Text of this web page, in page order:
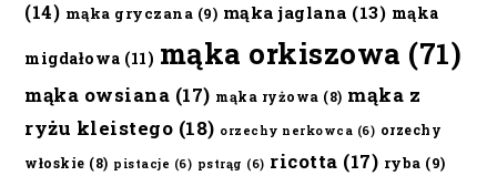
(14) mąka gryczana (9) mąka jaglana (13) mąka
migdałowa (11) mąka orkiszowa (71)
mąka owsiana (17) mąka ryżowa (8) mąka z
ryżu kleistego (18) orzechy nerkowca (6) orzechy
włoskie (8) pistacje (6) pstrąg (6) ricotta (17) ryba (9)